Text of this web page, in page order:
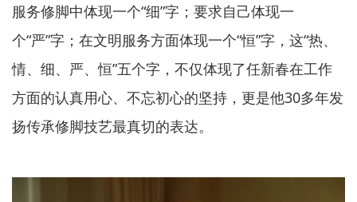
服务修脚中体现一个“细”字；要求自己体现一
个“严”字；在文明服务方面体现一个“恒”字，这“热、
情、细、严、恒”五个字，不仅体现了任新春在工作
方面的认真用心、不忘初心的坚持，更是他30多年发
扬传承修脚技艺最真切的表达。